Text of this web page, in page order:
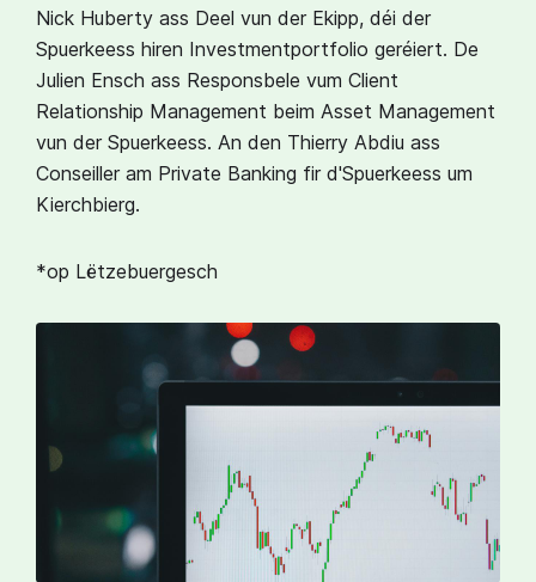
Nick Huberty ass Deel vun der Ekipp, déi der
Spuerkeess hiren Investmentportfolio geréiert. De
Julien Ensch ass Responsbele vum Client
Relationship Management beim Asset Management
vun der Spuerkeess. An den Thierry Abdiu ass
Conseiller am Private Banking fir d'Spuerkeess um
Kierchbierg.⁣⁣
*op Lëtzebuergesch